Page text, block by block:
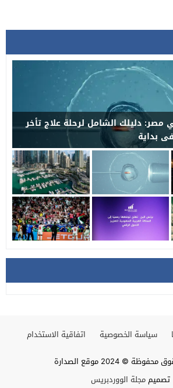
دليلك الشامل لرحلة علاج تأخر
بداية
سياسة الخصوصية
اتفاقية الاستخدام
© 2024 موقع الصدارة
تصميممجلة الووردبريس